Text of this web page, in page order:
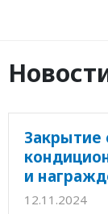
Закрытие
и
12.11.2024